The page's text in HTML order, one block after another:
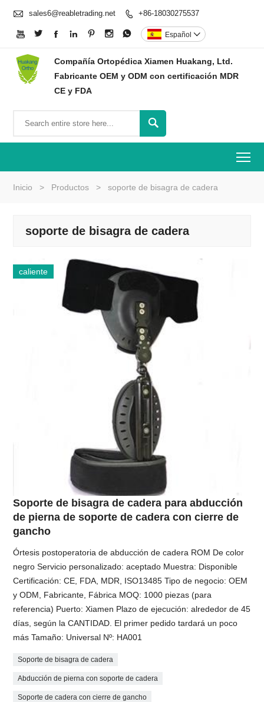
 sales6@reabletrading.net  +86-18030275537
       Español 
Compañía Ortopédica Xiamen Huakang, Ltd.
Fabricante OEM y ODM con certificación MDR
CE y FDA

Inicio > Productos > soporte de bisagra de cadera
soporte de bisagra de cadera
caliente
Soporte de bisagra de cadera para abducción
de pierna de soporte de cadera con cierre de
gancho
Órtesis postoperatoria de abducción de cadera ROM De color
negro Servicio personalizado: aceptado Muestra: Disponible
Certificación: CE, FDA, MDR, ISO13485 Tipo de negocio: OEM
y ODM, Fabricante, Fábrica MOQ: 1000 piezas (para
referencia) Puerto: Xiamen Plazo de ejecución: alrededor de 45
días, según la CANTIDAD. El primer pedido tardará un poco
más Tamaño: Universal Nº: HA001
Soporte de bisagra de cadera
Abducción de pierna con soporte de cadera
Soporte de cadera con cierre de gancho